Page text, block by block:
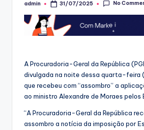
Posted
admin 31/07/2025 No
A Procuradoria-Geral da República
divulgada na noite dessa quarta-feira
que recebeu com “assombro” a
ao ministro Alexandre de Moraes pelos
“A Procuradoria-Geral da República
assombro a notícia da imposição por